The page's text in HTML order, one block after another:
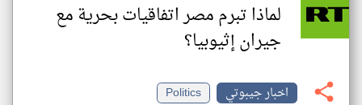
لماذا تبرم مصر اتفاقيات بحرية مع
جيران إثيوبيا؟
اخبار جيبوتي
Politics